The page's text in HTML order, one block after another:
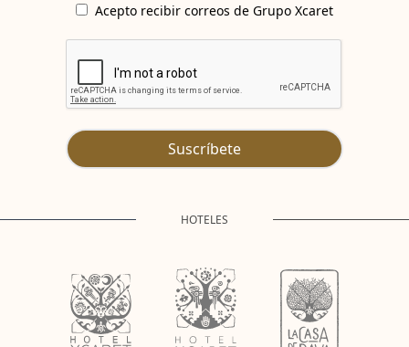
Acepto recibir correos de Grupo Xcaret
Suscríbete
HOTELES